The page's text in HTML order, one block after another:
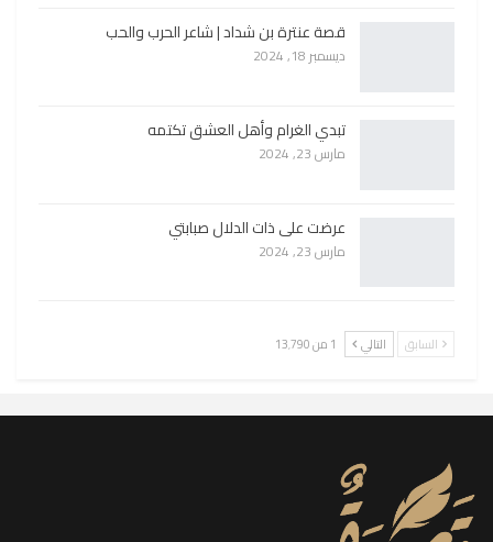
قصة عنترة بن شداد | شاعر الحرب والحب
ديسمبر 18, 2024
تبدي الغرام وأهل العشق تكتمه
مارس 23, 2024
عرضت على ذات الدلال صبابتي
مارس 23, 2024
السابق التالي 1 من 13٬790